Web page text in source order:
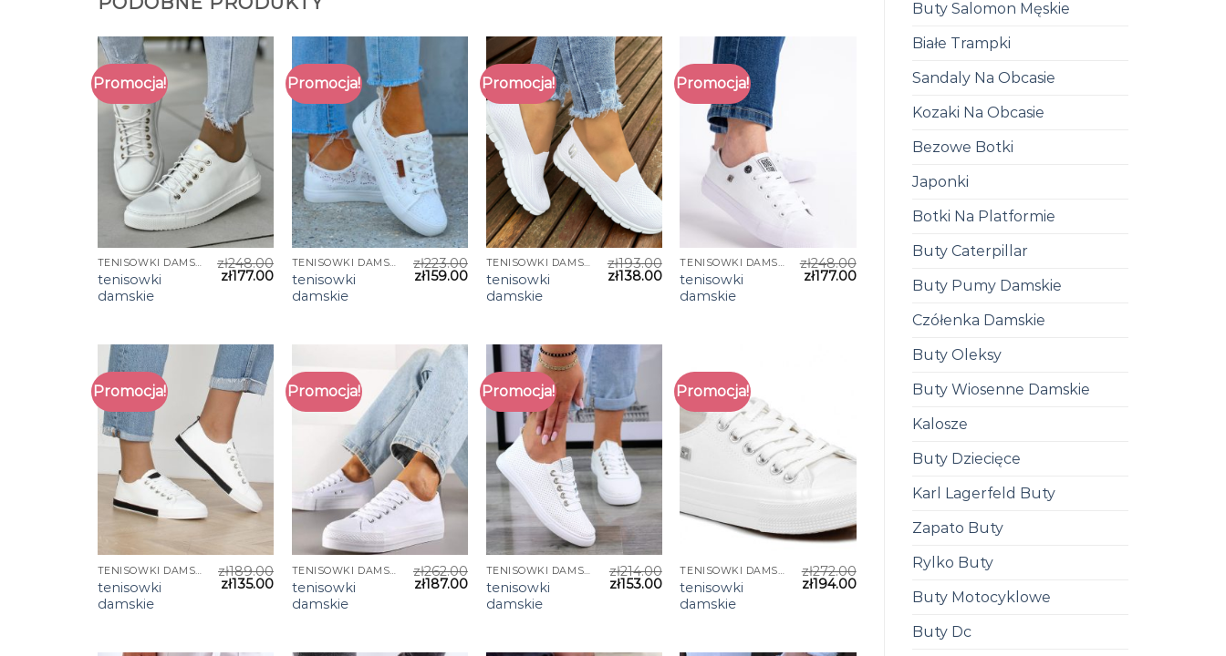
Buty Salomon Męskie
Białe Trampki
Sandaly Na Obcasie
Kozaki Na Obcasie
Bezowe Botki
Japonki
Botki Na Platformie
Buty Caterpillar
Buty Pumy Damskie
Czółenka Damskie
Buty Oleksy
Buty Wiosenne Damskie
Kalosze
Buty Dziecięce
Karl Lagerfeld Buty
Zapato Buty
Rylko Buty
Buty Motocyklowe
Buty Dc
Promocja!
TENISOWKI DAMSKIE
tenisowki
damskie
zł248.00
zł177.00
Promocja!
TENISOWKI DAMSKIE
tenisowki
damskie
zł223.00
zł159.00
Promocja!
TENISOWKI DAMSKIE
tenisowki
damskie
zł193.00
zł138.00
Promocja!
TENISOWKI DAMSKIE
tenisowki
damskie
zł248.00
zł177.00
Promocja!
TENISOWKI DAMSKIE
tenisowki
damskie
zł189.00
zł135.00
Promocja!
TENISOWKI DAMSKIE
tenisowki
damskie
zł262.00
zł187.00
Promocja!
TENISOWKI DAMSKIE
tenisowki
damskie
zł214.00
zł153.00
Promocja!
TENISOWKI DAMSKIE
tenisowki
damskie
zł272.00
zł194.00